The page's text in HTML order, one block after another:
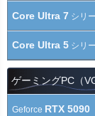
Core Ultra 7 シリ
Core Ultra 5 シリ
ゲーミングPC（
Geforce RTX 5090